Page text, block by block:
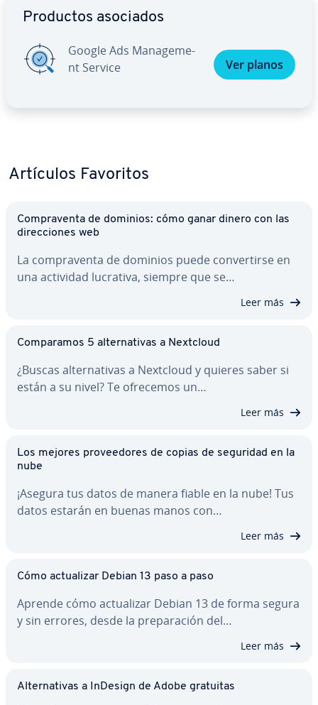
Productos asociados
Google Ads Ma­na­ge­me­
nt Service
Ver planos
Artículos Favoritos
Co­m­pra­ve­n­ta de dominios: cómo ganar dinero con las
di­re­c­cio­nes web
La co­m­pra­ve­n­ta de dominios puede co­n­ve­r­ti­r­se en
una actividad lucrativa, siempre que se…
Leer más
Co­m­pa­ra­mos 5 al­te­r­na­ti­vas a Nextcloud
¿Buscas al­te­r­na­ti­vas a Nextcloud y quieres saber si
están a su nivel? Te ofrecemos un…
Leer más
Los mejores pro­vee­do­res de copias de seguridad en la
nube
¡Asegura tus datos de manera fiable en la nube! Tus
datos estarán en buenas manos con…
Leer más
Cómo ac­tua­li­zar Debian 13 paso a paso
Aprende cómo ac­tua­li­zar Debian 13 de forma segura
y sin errores, desde la pre­pa­ra­ción del…
Leer más
Al­te­r­na­ti­vas a InDesign de Adobe gratuitas